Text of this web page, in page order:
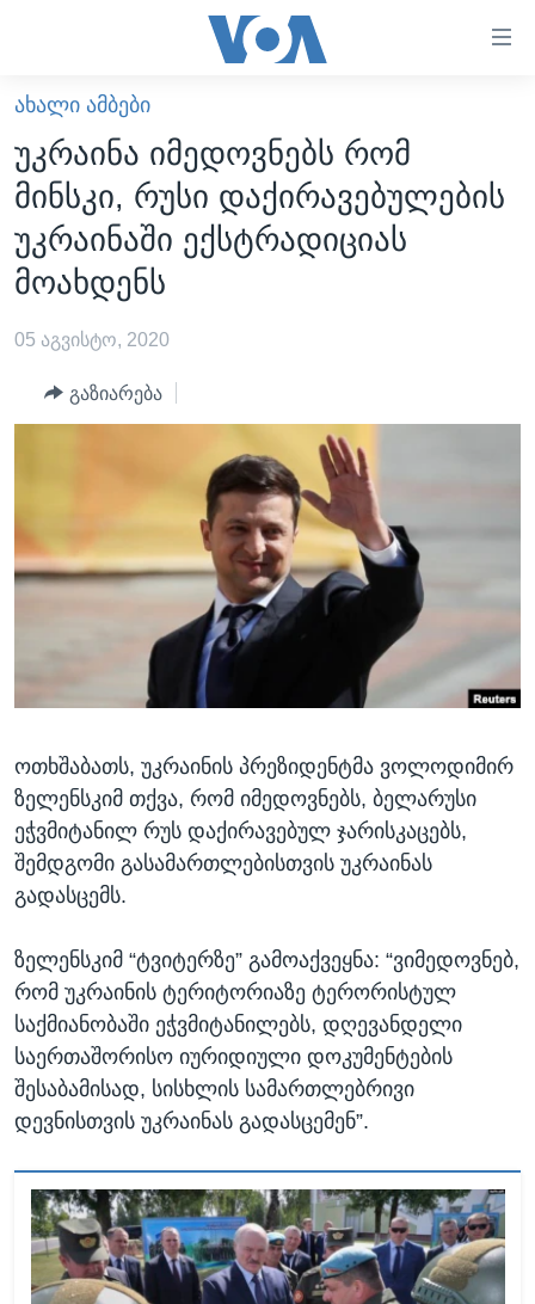
ხელმისაწვდომობისთვის
გადადით
მთავარზე
გადადით
მთავარ
ნავიგაციაზე
გადადით
ძიებაზე
ᲐᲮᲐᲚᲘ ᲐᲛᲑᲔᲑᲘ
ᲡᲐᲥᲐᲠᲗᲕᲔᲚᲝ
ᲐᲨᲨ
ᲐᲨᲨ-ᲘᲡ ᲐᲠᲩᲔᲕᲜᲔᲑᲘ 2024
ᲛᲡᲝᲤᲚᲘᲝ
ᲕᲘᲓᲔᲝᲔᲑᲘ
ᲒᲐᲓᲐᲪᲔᲛᲔᲑᲘ
ᲮᲔᲓᲕᲐ ᲕᲐᲨᲘᲜᲒᲢᲝᲜᲘᲓᲐᲜ
ᲡᲢᲣᲓᲘᲐ ᲕᲐᲨᲘᲜᲒᲢᲝᲜᲘ
ᲔᲙᲝᲜᲝᲛᲘᲙᲐ
ᲘᲜᲢᲔᲠᲕᲘᲣ
ᲒᲐᲚᲘᲚᲔᲝ
ᲓᲔᲖᲘᲜᲤᲝᲠᲛᲐᲪᲘᲐ
ᲠᲣᲡᲔᲗᲘᲡ ᲨᲔᲭᲠᲐ ᲣᲙᲠᲐᲘᲜᲐᲨᲘ
Learning English
ᲗᲕᲐᲚᲘ ᲒᲕᲐᲓᲔᲕᲜᲔᲗ
ენები
ᲐᲮᲐᲚᲘ ᲐᲛᲑᲔᲑᲘ
უკრაინა იმედოვნებს რომ
მინსკი, რუსი დაქირავებულების
უკრაინაში ექსტრადიციას
მოახდენს
05 აგვისტო, 2020
გაზიარება
ოთხშაბათს, უკრაინის პრეზიდენტმა ვოლოდიმირ
ზელენსკიმ თქვა, რომ იმედოვნებს, ბელარუსი
ეჭვმიტანილ რუს დაქირავებულ ჯარისკაცებს,
შემდგომი გასამართლებისთვის უკრაინას
გადასცემს.
ზელენსკიმ “ტვიტერზე” გამოაქვეყნა: “ვიმედოვნებ,
რომ უკრაინის ტერიტორიაზე ტერორისტულ
საქმიანობაში ეჭვმიტანილებს, დღევანდელი
საერთაშორისო იურიდიული დოკუმენტების
შესაბამისად, სისხლის სამართლებრივი
დევნისთვის უკრაინას გადასცემენ”.